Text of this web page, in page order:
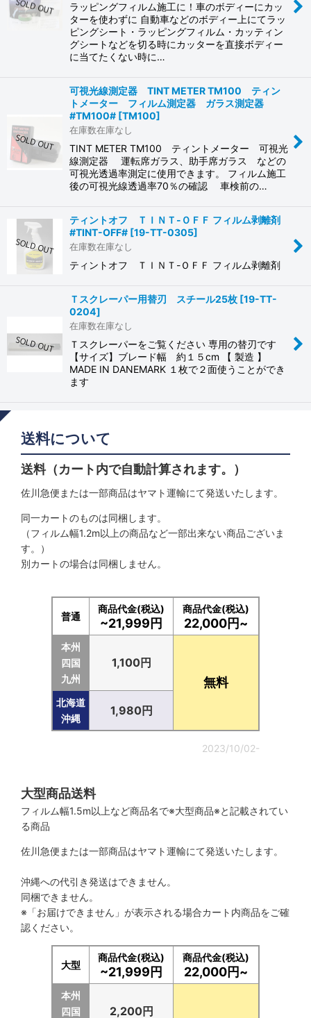
ラッピングフィルム施工に！車のボディーにカッ
ターを使わずに 自動車などのボディー上にてラッ
ピングシート・ラッピングフィルム・カッティン
グシートなどを切る時にカッターを直接ボディー
に当てたくない時に…
可視光線測定器 TINT METER TM100 ティン
トメーター フィルム測定器 ガラス測定器
#TM100# [TM100]
在庫数在庫なし
TINT METER TM100 ティントメーター 可視光
線測定器 運転席ガラス、助手席ガラス などの
可視光透過率測定に使用できます。 フィルム施工
後の可視光線透過率70％の確認 車検前の…
ティントオフ ＴＩＮＴ-ＯＦＦ フィルム剥離剤
#TINT-OFF# [19-TT-0305]
在庫数在庫なし
ティントオフ ＴＩＮＴ-ＯＦＦ フィルム剥離剤
Ｔスクレーパー用替刃 スチール25枚 [19-TT-
0204]
在庫数在庫なし
Ｔスクレーパーをご覧ください 専用の替刃です
【サイズ】ブレード幅 約１５cm 【 製造 】
MADE IN DANEMARK １枚で２面使うことができ
ます
送料について
送料（カート内で自動計算されます。）
佐川急便または一部商品はヤマト運輸にて発送いたします。
同一カートのものは同梱します。
（フィルム幅1.2m以上の商品など一部出来ない商品ございま
す。）
別カートの場合は同梱しません。
普通
商品代金(税込)
~21,999円
商品代金(税込)
22,000円~
本州
四国
九州
1,100円
無料
北海道
沖縄
1,980円
2023/10/02-
大型商品送料
フィルム幅1.5m以上など商品名で※大型商品※と記載されてい
る商品
佐川急便または一部商品はヤマト運輸にて発送いたします。
沖縄への代引き発送はできません。
同梱できません。
※「お届けできません」が表示される場合カート内商品をご確
認ください。
大型
商品代金(税込)
~21,999円
商品代金(税込)
22,000円~
本州
四国
2,200円